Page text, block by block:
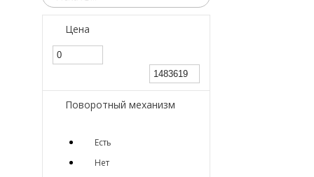
Цена
Поворотный механизм
Есть
Нет